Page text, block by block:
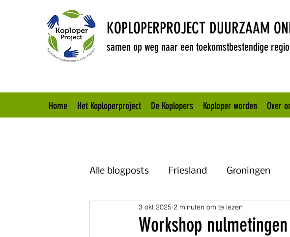
KOPLOPERPROJECT DUURZAAM
samen op weg naar een toekomstbestendige
Home Het Koploperproject De Koplopers Koploper worden Over
Alle blogposts Friesland Groningen
Brabant Overijssel Uitgelicht
Workshop
3 okt 2025 2 minuten om te lezen